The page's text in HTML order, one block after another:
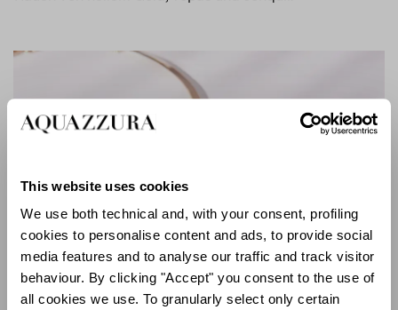
This website uses cookies
We use both technical and, with your consent, profiling
cookies to personalise content and ads, to provide social
media features and to analyse our traffic and track visitor
behaviour. By clicking "Accept" you consent to the use of
all cookies we use. To granularly select only certain